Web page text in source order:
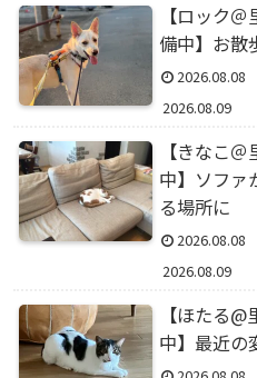
【ロック
備中】お散
2026.08.08
2026.08.09
【きなこ
中】ソファ
る場所に
2026.08.08
2026.08.09
【ほたる
中】最近の